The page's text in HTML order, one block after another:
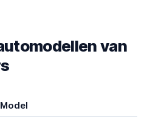
van
Model